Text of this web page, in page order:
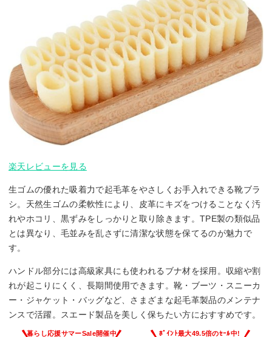
楽天レビューを見る
生ゴムの優れた吸着力で起毛革をやさしくお手入れできる靴ブラ
シ。天然生ゴムの柔軟性により、皮革にキズをつけることなく汚
れやホコリ、黒ずみをしっかりと取り除きます。TPE製の類似品
とは異なり、毛並みを乱さずに清潔な状態を保てるのが魅力で
す。
ハンドル部分には高級家具にも使われるブナ材を採用。収縮や割
れが起こりにくく、長期間使用できます。靴・ブーツ・スニーカ
ー・ジャケット・バッグなど、さまざまな起毛革製品のメンテナ
ンスで活躍。スエード製品を美しく保ちたい方におすすめです。